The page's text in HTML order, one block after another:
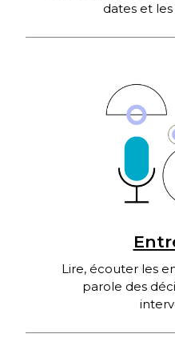
dates et
Lire, écouter les
parole des